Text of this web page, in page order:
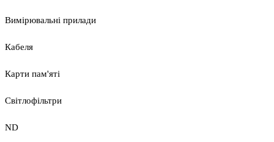
Вимірювальні прилади
Кабеля
Карти пам'яті
Світлофільтри
ND